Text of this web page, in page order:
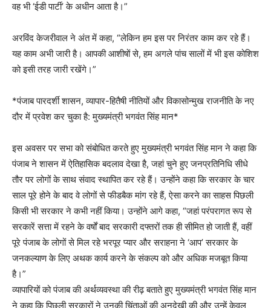
वह भी ‘ईडी पार्टी’ के अधीन आता है।”
अरविंद केजरीवाल ने अंत में कहा, “लेकिन हम इस पर निरंतर काम कर रहे हैं।
यह काम अभी जारी है। आपकी आशीषों से, हम अगले पांच सालों में भी इस कोशिश
को इसी तरह जारी रखेंगे।”
*पंजाब पारदर्शी शासन, व्यापार-हितैषी नीतियों और विकासोन्मुख राजनीति के नए
दौर में प्रवेश कर चुका है: मुख्यमंत्री भगवंत सिंह मान*
इस अवसर पर सभा को संबोधित करते हुए मुख्यमंत्री भगवंत सिंह मान ने कहा कि
पंजाब ने शासन में ऐतिहासिक बदलाव देखा है, जहां चुने हुए जनप्रतिनिधि सीधे
तौर पर लोगों के साथ संवाद स्थापित कर रहे हैं। उन्होंने कहा कि सरकार के चार
साल पूरे होने के बाद वे लोगों से फीडबैक मांग रहे हैं, ऐसा करने का साहस पिछली
किसी भी सरकार ने कभी नहीं किया। उन्होंने आगे कहा, “जहां परंपरागत रूप से
सरकारें सत्ता में रहने के वर्षों बाद सरकारी दफ्तरों तक ही सीमित हो जाती हैं, वहीं
पूरे पंजाब के लोगों से मिल रहे भरपूर प्यार और सराहना ने ‘आप’ सरकार के
जनकल्याण के लिए अथक कार्य करने के संकल्प को और अधिक मजबूत किया
है।”
व्यापारियों को पंजाब की अर्थव्यवस्था की रीढ़ बताते हुए मुख्यमंत्री भगवंत सिंह मान
ने कहा कि पिछली सरकारों ने उनकी चिंताओं की अनदेखी की और उन्हें केवल